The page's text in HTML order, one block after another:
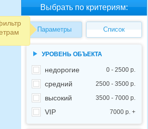
Выбрать по критериям:
Параметры Список
УРОВЕНЬ ОБЪЕКТА
недорогие 0 - 2500 р.
средний 2500 - 3500 р.
высокий 3500 - 7000 р.
VIP 7000 р. +